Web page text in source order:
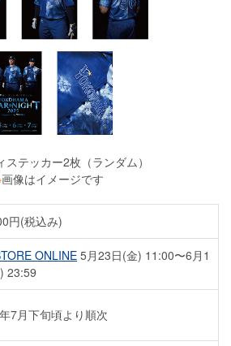
ステッカー2枚（ランダム）
画像はイメージです
円(税込み)
ONLINE 5月23日(金) 11:00〜6月1
23:59
7月下旬頃より順次